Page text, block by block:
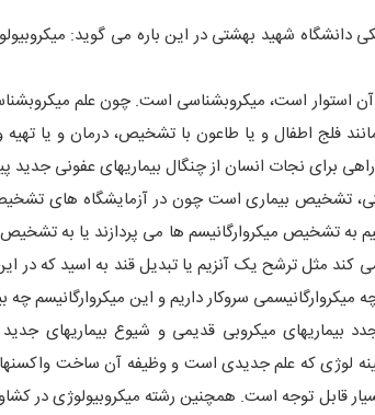
دانشگاه شهید بهشتی در این باره می گوید:
استوار است، میکروبشناسی است. چون علم
فلج اطفال و یا طاعون با تشخیص، درمان و یا
برای نجات انسان از چنگال بیماریهای عفونی جدید
تشخیص بیماری است چون در آزمایشگاه های
به تشخیص میکروارگانیسم ها می پردازند یا به تشخیص
مثل ترشح یک آنزیم یا تبدیل قند به اسید که در
میکروارگانیسمی سروکار داریم و این میکروارگانیسم
بیماریهای میکروبی قدیمی و شیوع بیماریهای
لوژی که علم جدیدی است و وظیفه آن ساخت
قابل توجه است. همچنین رشته میکروبیولوژی در